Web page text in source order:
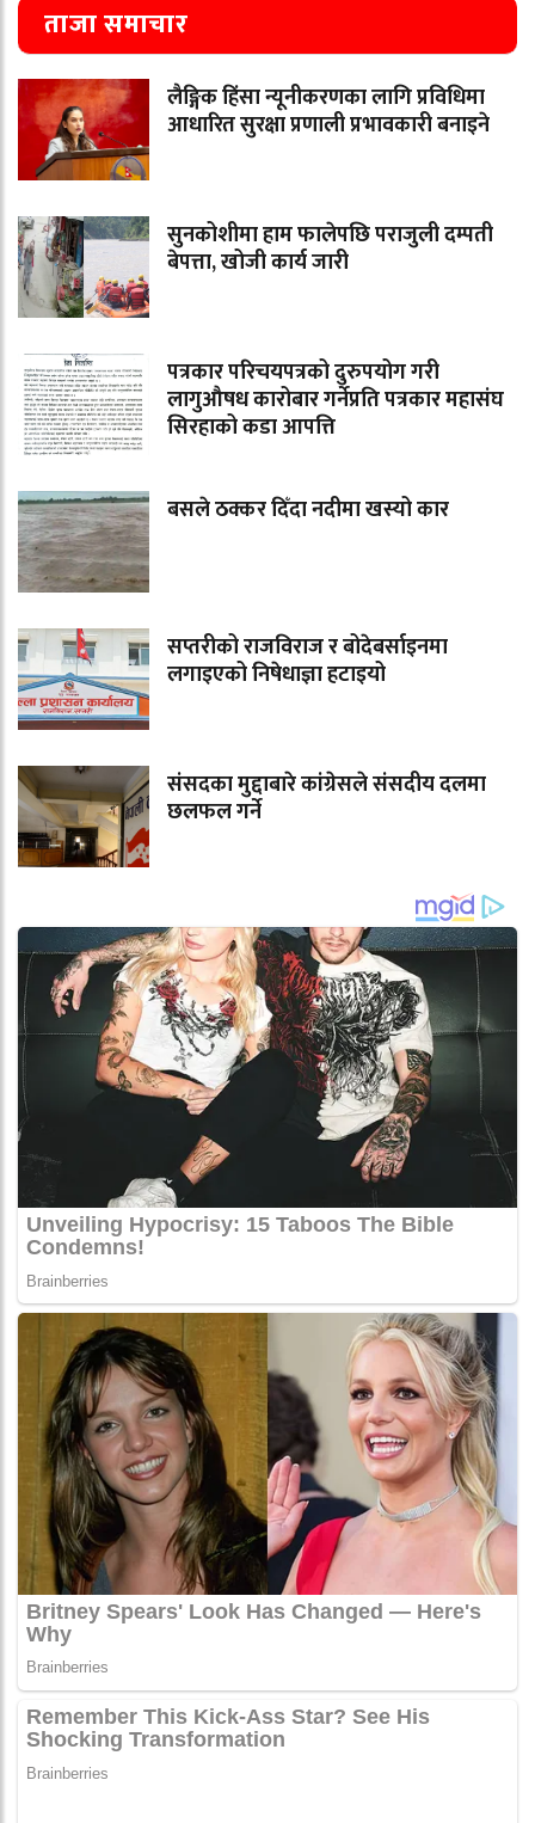
ताजा समाचार
लैङ्गिक हिंसा न्यूनीकरणका लागि प्रविधिमा
आधारित सुरक्षा प्रणाली प्रभावकारी बनाइने
सुनकोशीमा हाम फालेपछि पराजुली दम्पती
बेपत्ता, खोजी कार्य जारी
पत्रकार परिचयपत्रको दुरुपयोग गरी
लागुऔषध कारोबार गर्नेप्रति पत्रकार महासंघ
सिरहाको कडा आपत्ति
बसले ठक्कर दिँदा नदीमा खस्यो कार
सप्तरीको राजविराज र बोदेबर्साइनमा
लगाइएको निषेधाज्ञा हटाइयो
संसदका मुद्दाबारे कांग्रेसले संसदीय दलमा
छलफल गर्ने